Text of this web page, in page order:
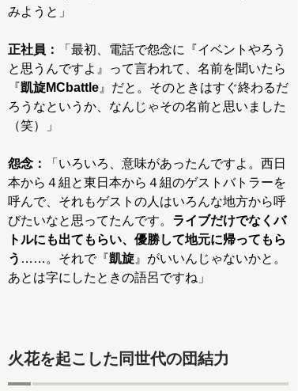
みようと」
正社員：
「最初、電話で怨念に『イベントやろう
と思うんですよ』って言われて、名前を聞いたら
『凱旋MCbattle 』だと。そのときはすぐ終わるだ
ろうなというか、なんじゃその名前と思いました
（笑）」
怨念：
「いろいろ、意味があったんですよ。西日
本から４組と東日本から４組のゲストバトラーを
呼んで、それもゲストの人はいろんな地方から呼
びたいなと思ってたんです。 ライブだけでなくバ
トルにも出てもらい、優勝して地元に帰ってもら
う ……。それで『凱旋 』がいいんじゃないかと。
あとは字にしたときの語呂ですね」
火花を起こした同世代の団結力